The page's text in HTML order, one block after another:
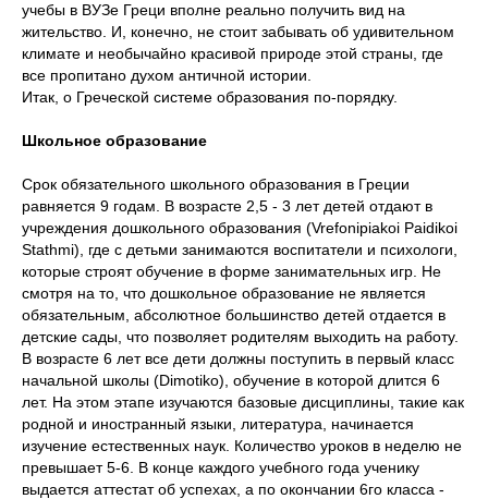
учебы в ВУЗе Греци вполне реально получить вид на
жительство. И, конечно, не стоит забывать об удивительном
климате и необычайно красивой природе этой страны, где
все пропитано духом античной истории.
Итак, о Греческой системе образования по-порядку.
Школьное образование
Срок обязательного школьного образования в Греции
равняется 9 годам. В возрасте 2,5 - 3 лет детей отдают в
учреждения дошкольного образования (Vrefonipiakoi Paidikoi
Stathmi), где с детьми занимаются воспитатели и психологи,
которые строят обучение в форме занимательных игр. Не
смотря на то, что дошкольное образование не является
обязательным, абсолютное большинство детей отдается в
детские сады, что позволяет родителям выходить на работу.
В возрасте 6 лет все дети должны поступить в первый класс
начальной школы (Dimotiko), обучение в которой длится 6
лет. На этом этапе изучаются базовые дисциплины, такие как
родной и иностранный языки, литература, начинается
изучение естественных наук. Количество уроков в неделю не
превышает 5-6. В конце каждого учебного года ученику
выдается аттестат об успехах, а по окончании 6го класса -